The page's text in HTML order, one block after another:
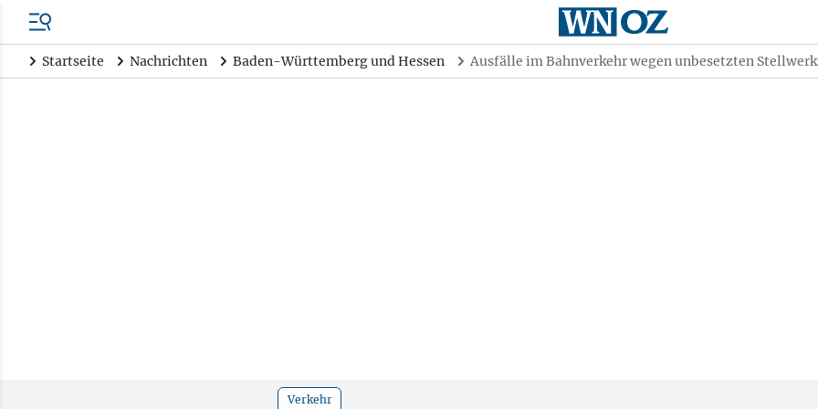
Startseite Nachrichten Baden-Württemberg und Hessen Ausfälle im Bahnverkehr wegen unbesetzten
Verkehr